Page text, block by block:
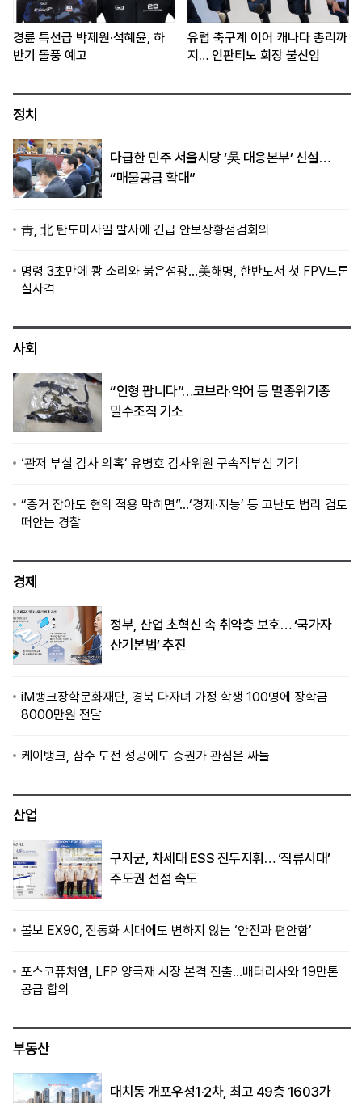
경륜 특선급 박제원·석혜윤, 하
반기 돌풍 예고
유럽 축구계 이어 캐나다 총리까
지… 인판티노 회장 불신임
정치
다급한 민주 서울시당 ‘吳 대응본부’ 신설…
“매물공급 확대”
靑, 北 탄도미사일 발사에 긴급 안보상황점검회의
명령 3초만에 쾅 소리와 붉은섬광…美해병, 한반도서 첫 FPV드론
실사격
사회
“인형 팝니다”…코브라·악어 등 멸종위기종
밀수조직 기소
‘관저 부실 감사 의혹’ 유병호 감사위원 구속적부심 기각
“증거 잡아도 혐의 적용 막히면”…‘경제·지능’ 등 고난도 법리 검토
떠안는 경찰
경제
정부, 산업 초혁신 속 취약층 보호… ‘국가자
산기본법’ 추진
iM뱅크장학문화재단, 경북 다자녀 가정 학생 100명에 장학금
8000만원 전달
케이뱅크, 삼수 도전 성공에도 증권가 관심은 싸늘
산업
구자균, 차세대 ESS 진두지휘… ‘직류시대’
주도권 선점 속도
볼보 EX90, 전동화 시대에도 변하지 않는 ‘안전과 편안함’
포스코퓨처엠, LFP 양극재 시장 본격 진출…배터리사와 19만톤
공급 합의
부동산
대치동 개포우성1·2차, 최고 49층 1603가